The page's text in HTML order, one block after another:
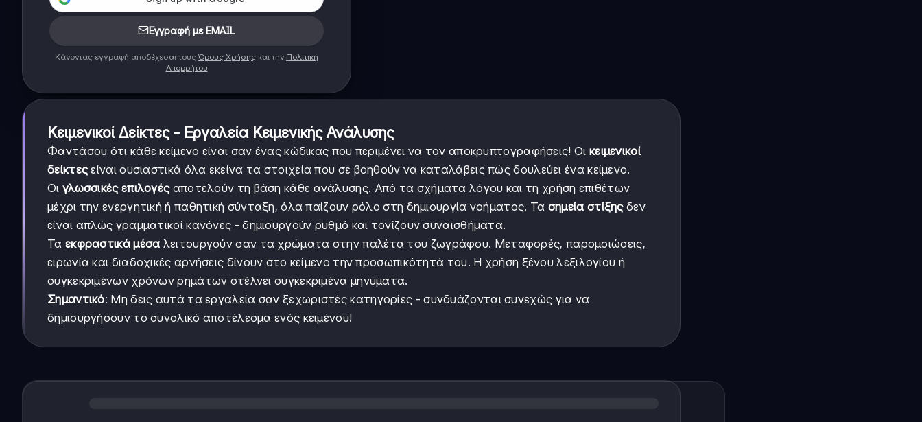
Εγγραφή με EMAIL
Κάνοντας εγγραφή αποδέχεσαι τους Όρους Χρήσης και την Πολιτική
Απορρήτου
Κειμενικοί Δείκτες - Εργαλεία Κειμενικής Ανάλυσης
Φαντάσου ότι κάθε κείμενο είναι σαν ένας κώδικας που περιμένει να τον αποκρυπτογραφήσεις! Οι κειμενικοί
δείκτεςείναι ουσιαστικά όλα εκείνα τα στοιχεία που σε βοηθούν να καταλάβεις πώς δουλεύει ένα κείμενο.
Οι γλωσσικές επιλογέςαποτελούν τη βάση κάθε ανάλυσης. Από τα σχήματα λόγου και τη χρήση επιθέτων
μέχρι την ενεργητική ή παθητική σύνταξη, όλα παίζουν ρόλο στη δημιουργία νοήματος. Τα σημεία στίξηςδεν
είναι απλώς γραμματικοί κανόνες - δημιουργούν ρυθμό και τονίζουν συναισθήματα.
Τα εκφραστικά μέσα λειτουργούν σαν τα χρώματα στην παλέτα του ζωγράφου. Μεταφορές, παρομοιώσεις,
ειρωνία και διαδοχικές αρνήσεις δίνουν στο κείμενο την προσωπικότητά του. Η χρήση ξένου λεξιλογίου ή
συγκεκριμένων χρόνων ρημάτων στέλνει συγκεκριμένα μηνύματα.
Σημαντικό: Μη δεις αυτά τα εργαλεία σαν ξεχωριστές κατηγορίες - συνδυάζονται συνεχώς για να
δημιουργήσουν το συνολικό αποτέλεσμα ενός κειμένου!